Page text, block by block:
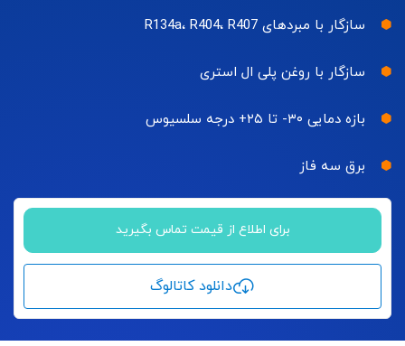
سازگار با مبردهای R134a، R404، R407
سازگار با روغن پلی ال استری
بازه دمایی ۳۰- تا ۲۵+ درجه سلسیوس
برق سه فاز
برای اطلاع از قیمت تماس بگیرید
دانلود کاتالوگ